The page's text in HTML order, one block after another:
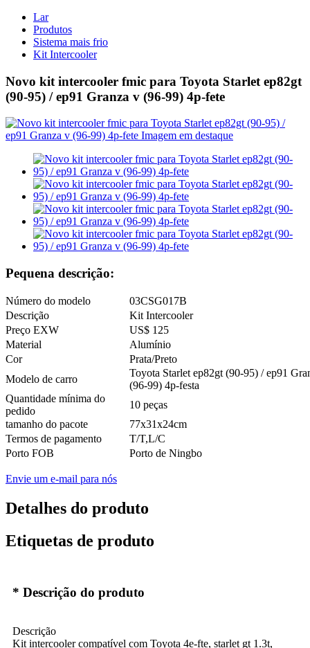
Lar
Produtos
Sistema mais frio
Kit Intercooler
Novo kit intercooler fmic para Toyota Starlet ep82gt
(90-95) / ep91 Granza v (96-99) 4p-fete
Pequena descrição:
Número do modelo
03CSG017B
Descrição
Kit Intercooler
Preço EXW
US$ 125
Material
Alumínio
Cor
Prata/Preto
Modelo de carro
Toyota Starlet ep82gt (90-95) / ep91
(96-99) 4p-festa
Quantidade mínima do
pedido
10 peças
tamanho do pacote
77x31x24cm
Termos de pagamento
T/T,L/C
Porto FOB
Porto de Ningbo
Envie um e-mail para nós
Detalhes do produto
Etiquetas de produto
* Descrição do produto
Descrição
Kit intercooler compatível com Toyota 4e-fte, starlet gt 1.3t,